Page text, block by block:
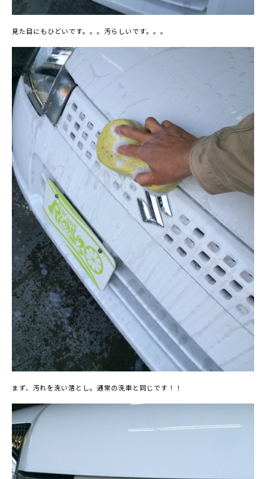
見た目にもひどいです。。。汚らしいです。。。
まず、汚れを洗い落とし。通常の洗車と同じです！！